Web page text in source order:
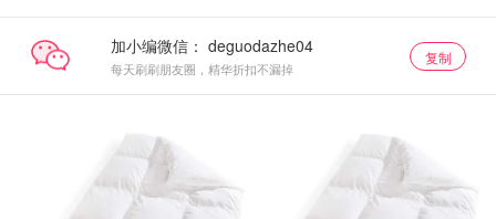
加小编微信：
每天刷刷朋友圈，精华折扣不漏掉
复制